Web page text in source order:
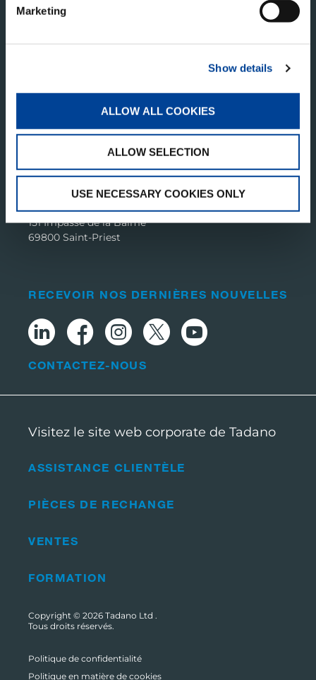
Marketing
Show details
ALLOW ALL COOKIES
ALLOW SELECTION
USE NECESSARY COOKIES ONLY
TADANO FRANCE SA
Z.I. Torcy Avenue des Ferrancins
PM OIL & STEEL FRANCE S.A.R.L.
151 Impasse de la Balme
69800 Saint-Priest
ASSISTANCE CLIENTÈLE
PIÈCES DE RECHANGE
VENTES
FORMATION
RECEVOIR NOS DERNIÈRES NOUVELLES
CONTACTEZ-NOUS
Visitez le site web corporate de Tadano
Copyright © 2026 Tadano Ltd .
Tous droits réservés.
Politique de confidentialité
Politique en matière de cookies